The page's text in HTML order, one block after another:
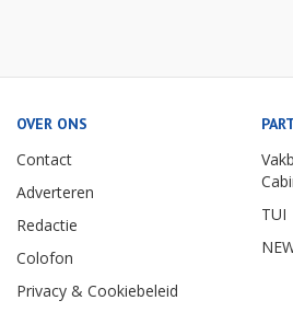
OVER ONS
Contact
Adverteren
Redactie
Colofon
Privacy & Cookiebeleid
TUI